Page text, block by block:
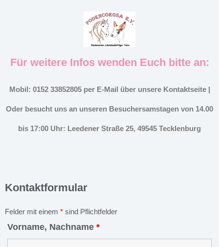
Für weitere Infos wenden Euch bitte an:
Mobil: 0152 33852805 per E-Mail über unsere Kontaktseite |
Oder besucht uns an unseren Besuchersamstagen von 14.00
bis 17:00 Uhr: Leedener Straße 25, 49545 Tecklenburg
Kontaktformular
Felder mit einem * sind Pflichtfelder
Vorname, Nachname *